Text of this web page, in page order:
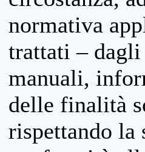
normativa
trattati –
manuali,
delle finalità
rispettando la